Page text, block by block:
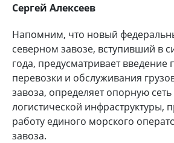
Сергей Алексеев
Напомним, что новый
северном завозе, вступивший в
года, предусматривает введение
перевозки и обслуживания
завоза, определяет опорную
логистической инфраструктуры,
работу единого морского
завоза.